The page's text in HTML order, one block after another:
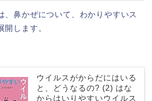
、鼻かぜについて、わかりやすいス
開します。
ウイルスがからだにはいる
と、どうなるの? (2) はな
からはいりやすいウイルス